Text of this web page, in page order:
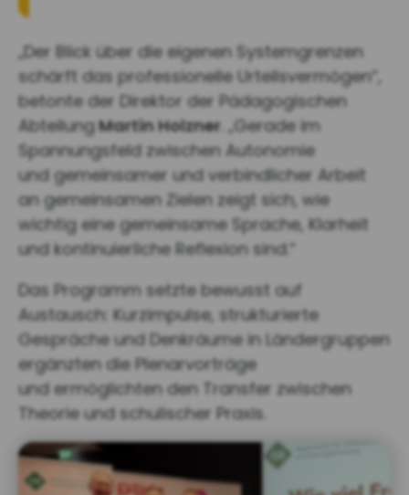
„Der Blick über die eigenen Systemgrenzen
schärft das professionelle Urteilsvermögen“,
betonte der Direktor der Pädagogischen
AbteilungMartin Holzner . „Gerade im
Spannungsfeld zwischen Autonomie
und gemeinsamer und verbindlicher Arbeit
an gemeinsamen Zielen zeigt sich, wie
wichtig eine gemeinsame Sprache, Klarheit
und kontinuierliche Reflexion sind.“
Das Programm setzte bewusst auf
Austausch: Kurzimpulse, strukturierte
Gespräche und Denkräume in Ländergruppen
ergänzten die Plenarvorträge
und ermöglichten den Transfer zwischen
Theorie und schulischer Praxis.